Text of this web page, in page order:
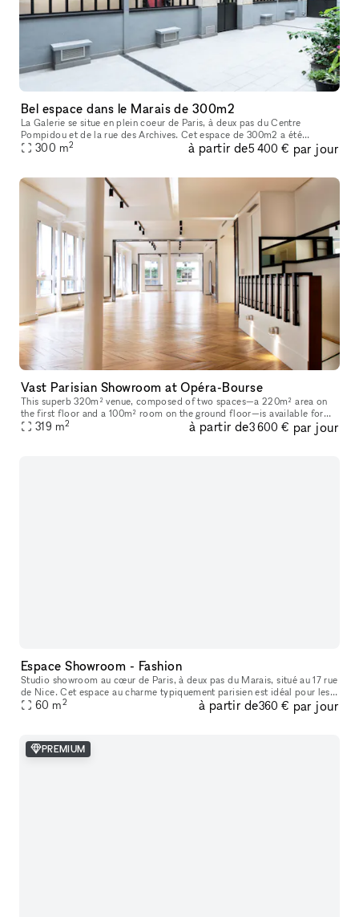
Bel espace dans le Marais de 300m2
La Galerie se situe en plein coeur de Paris, à deux pas du Centre
Pompidou et de la rue des Archives. Cet espace de 300m2 a été
entièrement rénové en 2022 afin d’acceuillir un nouvel espace d’exposit
300 m2 à partir de5 400 € par jour
Vast Parisian Showroom at Opéra-Bourse
This superb 320m² venue, composed of two spaces—a 220m² area on
the first floor and a 100m² room on the ground floor—is available for
short-term rental to host your Showrooms, Pop-Up Stores, Temporar
319 m2 à partir de3 600 € par jour
Espace Showroom - Fashion
Studio showroom au cœur de Paris, à deux pas du Marais, situé au 17 rue
de Nice. Cet espace au charme typiquement parisien est idéal pour les
showrooms, présentations de collections, pop-ups et événe
60 m2 à partir de360 € par jour
PREMIUM